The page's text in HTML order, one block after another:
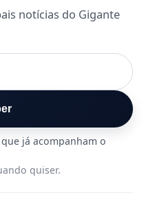
notícias do Gigante
quiser.